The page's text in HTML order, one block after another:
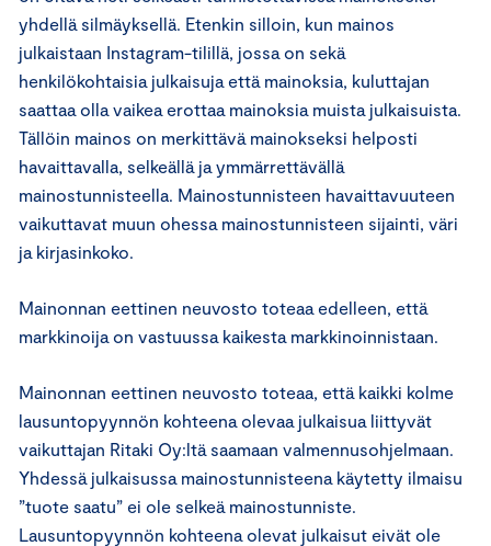
yhdellä silmäyksellä. Etenkin silloin, kun mainos
julkaistaan Instagram-tilillä, jossa on sekä
henkilökohtaisia julkaisuja että mainoksia, kuluttajan
saattaa olla vaikea erottaa mainoksia muista julkaisuista.
Tällöin mainos on merkittävä mainokseksi helposti
havaittavalla, selkeällä ja ymmärrettävällä
mainostunnisteella. Mainostunnisteen havaittavuuteen
vaikuttavat muun ohessa mainostunnisteen sijainti, väri
ja kirjasinkoko.
Mainonnan eettinen neuvosto toteaa edelleen, että
markkinoija on vastuussa kaikesta markkinoinnistaan.
Mainonnan eettinen neuvosto toteaa, että kaikki kolme
lausuntopyynnön kohteena olevaa julkaisua liittyvät
vaikuttajan Ritaki Oy:ltä saamaan valmennusohjelmaan.
Yhdessä julkaisussa mainostunnisteena käytetty ilmaisu
”tuote saatu” ei ole selkeä mainostunniste.
Lausuntopyynnön kohteena olevat julkaisut eivät ole